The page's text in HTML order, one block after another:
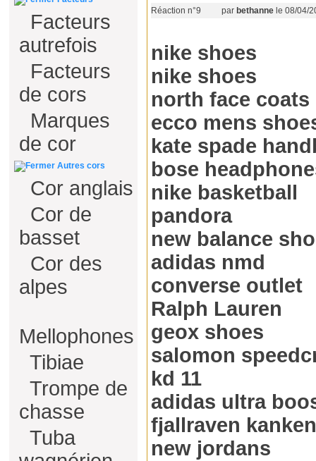
Facteurs
autrefois
Facteurs
de cors
Marques
de cor
Autres cors
Cor anglais
Cor de
basset
Cor des
alpes
Mellophones
Tibiae
Trompe de
chasse
Tuba
Réaction n°9 par bethanne le 08/04/
nike shoes
nike shoes
north face coats
ecco mens
kate spade
bose
nike basketball
pandora
new balance
adidas nmd
converse outlet
Ralph Lauren
geox shoes
salomon
kd 11
adidas ultra
fjallraven
new jordans